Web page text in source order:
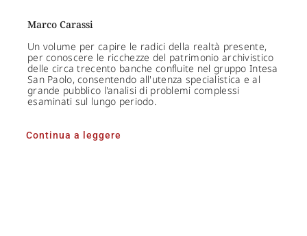
Marco Carassi
Un volume per capire le radici della realtà presente,
per conoscere le ricchezze del patrimonio archivistico
delle circa trecento banche confluite nel gruppo Intesa
San Paolo, consentendo all'utenza specialistica e al
grande pubblico l'analisi di problemi complessi
esaminati sul lungo periodo.
Continua a leggere